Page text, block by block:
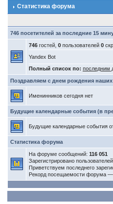
Статистика форума
746 посетителей за последние 15
746гостей, 0пользователей 0
Yandex Bot
Полный список по: последним
Поздравляем с днем рождения наших
Именинников сегодня нет
Будущие календарные события (в
Будущие календарные события
Статистика форума
На форуме сообщений: 116 051
Зарегистрировано
Приветствуем последнего
Рекорд посещаемости форума —